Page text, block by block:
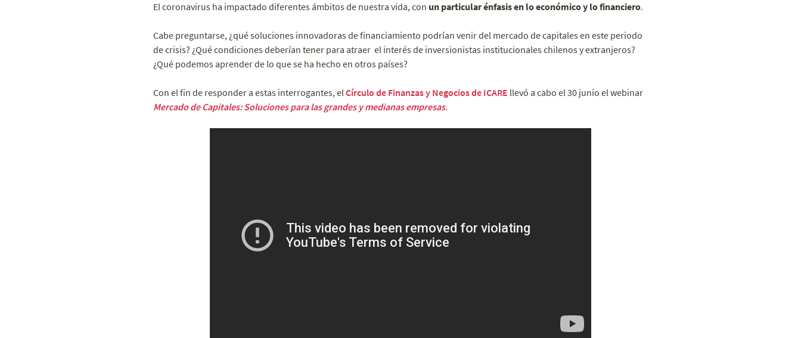
El coronavirus ha impactado diferentes ámbitos de nuestra vida, con un particular énfasis en lo económico y lo financiero.
Cabe preguntarse, ¿qué soluciones innovadoras de financiamiento podrían venir del mercado de capitales en este periodo
de crisis? ¿Qué condiciones deberían tener para atraer el interés de inversionistas institucionales chilenos y extranjeros?
¿Qué podemos aprender de lo que se ha hecho en otros países?
Con el fin de responder a estas interrogantes, elCírculo de Finanzas y Negocios de ICARE llevó a cabo el 30 junio el webinar
Mercado de Capitales: Soluciones para las grandes y medianas empresas.